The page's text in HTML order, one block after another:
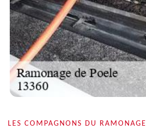
LES COMPAGNONS DU RAMONAGE